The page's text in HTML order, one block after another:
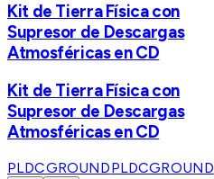
Kit de Tierra Física con
Supresor de Descargas
Atmosféricas en CD
Kit de Tierra Física con
Supresor de Descargas
Atmosféricas en CD
PLDCGROUNDPLDCGROUND